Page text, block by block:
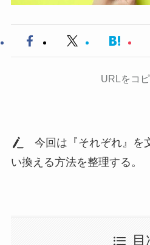
URLをコ
今回は『それぞれ』を
い換える方法を整理する。
目